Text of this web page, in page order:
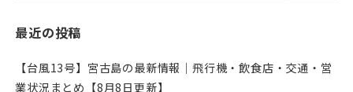
最近の投稿
【台風13号】宮古島の最新情報｜飛行機・飲食店・交通・営
業状況まとめ【8月8日更新】